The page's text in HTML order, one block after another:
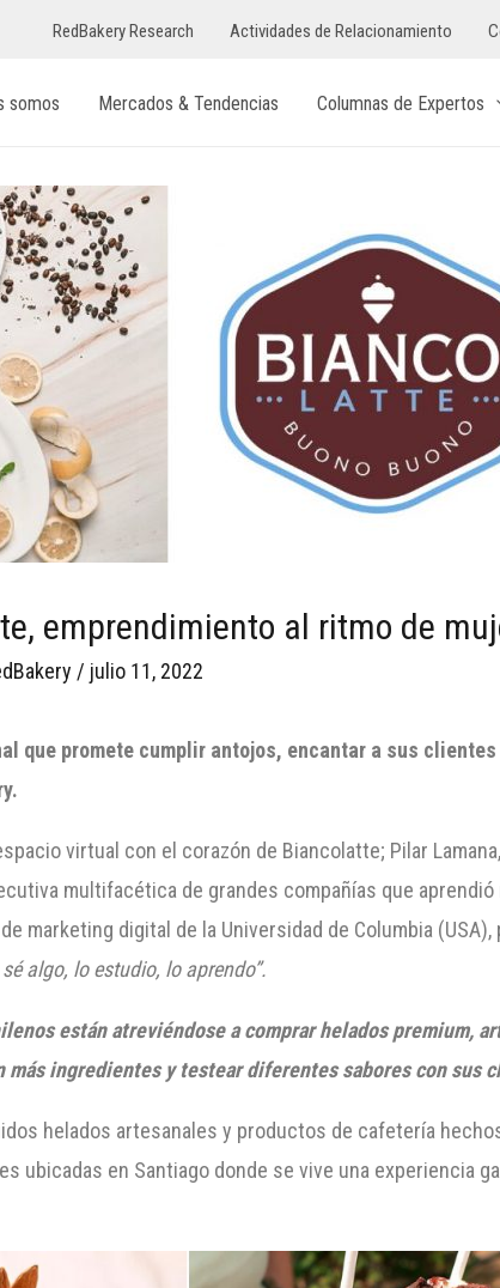
RedBakery Research Actividades de Relacionamiento
somos Mercados & Tendencias Columnas de Expertos
emprendimiento al ritmo de
/ julio 11, 2022
que promete cumplir antojos, encantar a sus
.
virtual con el corazón de Biancolatte; Pilar
multifacética de grandes compañías que
marketing digital de la Universidad de Columbia
sé algo, lo estudio, lo aprendo”.
están atreviéndose a comprar heladospremium,
más ingredientes y testear diferentes sabores con sus
helados artesanales y productos de cafetería
ubicadas en Santiago donde se vive una experiencia